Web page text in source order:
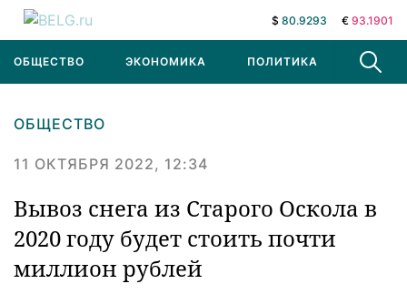
$ 80.9293 € 93.1901
ОБЩЕСТВО ЭКОНОМИКА ПОЛИТИКА В МИРЕ
ОБЩЕСТВО
11 ОКТЯБРЯ 2022, 12:34
Вывоз снега из Старого Оскола в
2020 году будет стоить почти
миллион рублей